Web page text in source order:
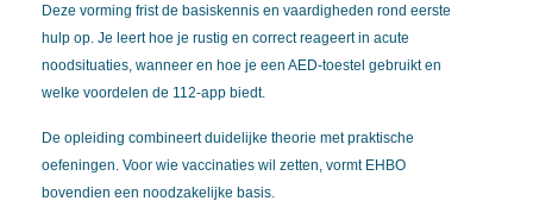
Deze vorming frist de basiskennis en vaardigheden rond eerste
hulp op. Je leert hoe je rustig en correct reageert in acute
noodsituaties, wanneer en hoe je een AED-toestel gebruikt en
welke voordelen de 112-app biedt.
De opleiding combineert duidelijke theorie met praktische
oefeningen. Voor wie vaccinaties wil zetten, vormt EHBO
bovendien een noodzakelijke basis.